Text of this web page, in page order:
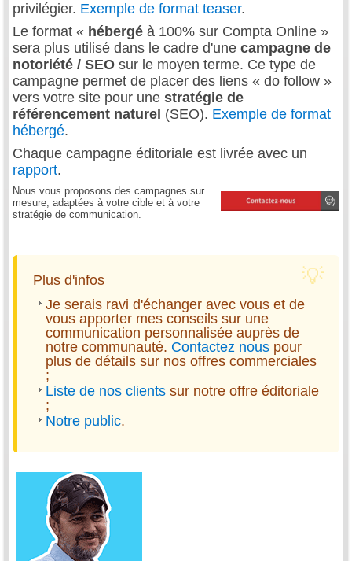
privilégier. Exemple de format teaser.
Le format « hébergé à 100% sur Compta Online »
sera plus utilisé dans le cadre d'une campagne de
notoriété / SEO sur le moyen terme. Ce type de
campagne permet de placer des liens « do follow »
vers votre site pour une stratégie de
référencement naturel (SEO). Exemple de format
hébergé.
Chaque campagne éditoriale est livrée avec un
rapport.
Nous vous proposons des campagnes sur
mesure, adaptées à votre cible et à votre
stratégie de communication.
Plus d'infos
Je serais ravi d'échanger avec vous et de
vous apporter mes conseils sur une
communication personnalisée auprès de
notre communauté. Contactez nous pour
plus de détails sur nos offres commerciales
;
Liste de nos clients sur notre offre éditoriale
;
Notre public.